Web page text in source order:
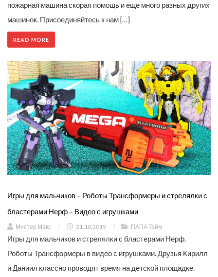
пожарная машина скорая помощь и еще много разных других
машинок. Присоединяйтесь к нам […]
READ MORE
Игры для мальчиков – Роботы Трансформеры и стрелялки с
бластерами Нерф – Видео с игрушками
Мистер Макс / 31.10.2019 / ПАПА Тайм
Игры для мальчиков и стрелялки с бластерами Нерф.
Роботы Трансформеры в видео с игрушками. Друзья Кирилл
и Даниил классно проводят время на детской площадке.